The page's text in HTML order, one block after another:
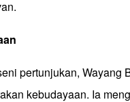
pertunjukan, Wayang
kebudayaan. Ia